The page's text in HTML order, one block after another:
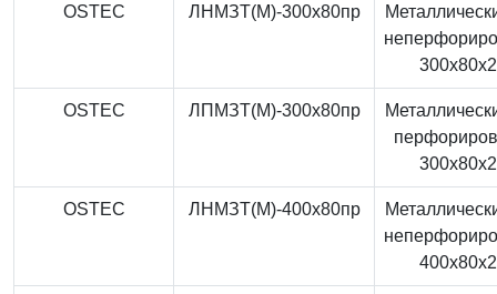
OSTEC ЛНМЗТ(М)-300x80пр
OSTEC ЛПМЗТ(М)-300x80пр
OSTEC ЛНМЗТ(М)-400x80пр